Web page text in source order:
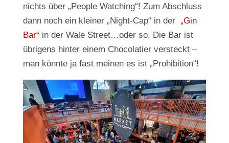
nichts über „People Watching“! Zum Abschluss
dann noch ein kleiner „Night-Cap“ in der „Gin
Bar“ in der Wale Street…oder so. Die Bar ist
übrigens hinter einem Chocolatier versteckt –
man könnte ja fast meinen es ist „Prohibition“!